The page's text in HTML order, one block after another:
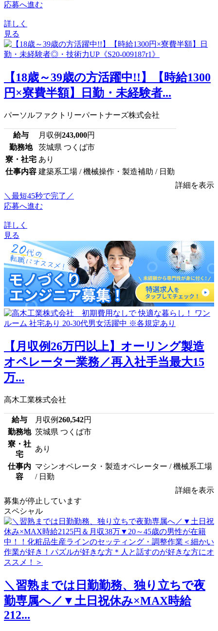
応募へ進む
詳しく
見る
【18歳～39歳の方活躍中!!】【時給1300
円×寮費半額】日勤・未経験者...
パーソルファクトリーパートナーズ株式会社
給与 月収例243,000円
勤務地
茨城県 つくば市
寮・社宅 あり
仕事内容 建築系工場 / 機械操作・製造補助 / 日勤
詳細を表示
＼最短45秒で完了／
応募へ進む
詳しく
見る
【月収例26万円以上】オーリング製造
オペレーター業務／再入社手当最大15
万...
高木工業株式会社
給与 月収例260,542円
勤務地 茨城県 つくば市
寮・社
宅
あり
仕事内
容
マシンオペレータ・製造オペレーター / 機械系工場
/ 日勤
詳細を表示
募集が停止しています
スペシャル
＼習熟までは日勤勤務、独り立ちで夜
勤専属へ／▼土日祝休み×MAX時給
212...